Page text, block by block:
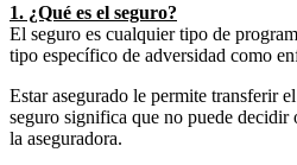
1. ¿Qué es el seguro?
El seguro es cualquier tipo de
tipo específico de adversidad como
Estar asegurado le permite transferir
seguro significa que no puede decidir
la aseguradora.